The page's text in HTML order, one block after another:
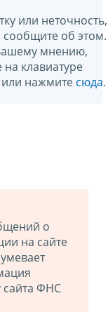
или неточность,
об этом.
мнению,
клавиатуре
нажмите сюда.
о
на сайте
сайта ФНС